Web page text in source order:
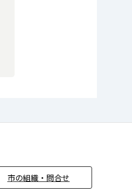
市の組織・問合せ